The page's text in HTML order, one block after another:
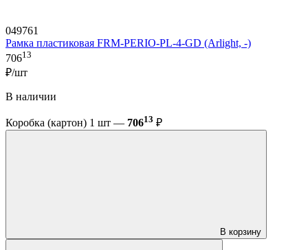
049761
Рамка пластиковая FRM-PERIO-PL-4-GD (Arlight, -)
70613
₽/шт
В наличии
Коробка (картон) 1 шт — 70613 ₽
В корзину